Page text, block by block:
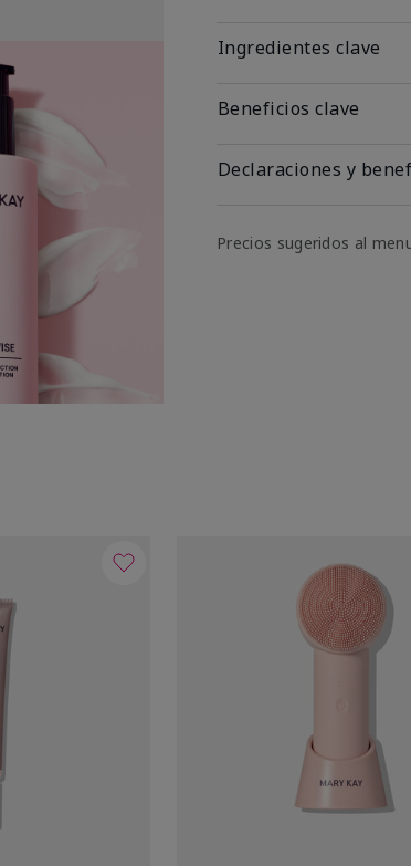
Ingredientes clave
Beneficios clave
Declaraciones y
Precios sugeridos al